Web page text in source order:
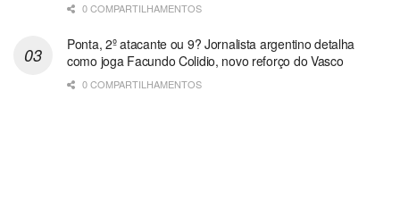
0 COMPARTILHAMENTOS
Ponta, 2º atacante ou 9? Jornalista argentino detalha
como joga Facundo Colidio, novo reforço do Vasco
0 COMPARTILHAMENTOS